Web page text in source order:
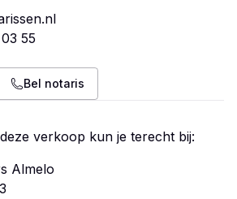
55
Bel notaris
verkoop kun je terecht bij:
Almelo